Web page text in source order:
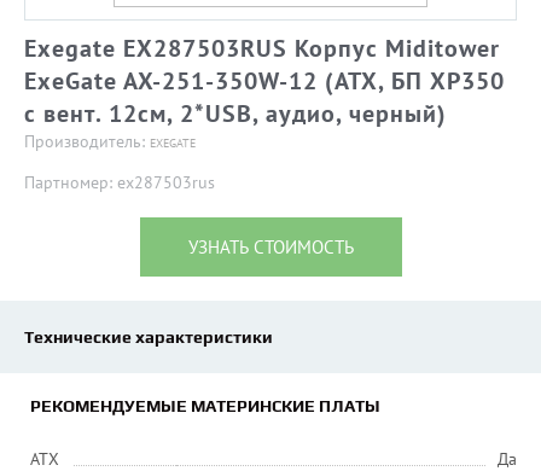
Exegate EX287503RUS Корпус Miditower
ExeGate AX-251-350W-12 (ATX, БП XP350
с вент. 12см, 2*USB, аудио, черный)
Производитель: EXEGATE
Партномер: ex287503rus
УЗНАТЬ СТОИМОСТЬ
Технические характеристики
РЕКОМЕНДУЕМЫЕ МАТЕРИНСКИЕ ПЛАТЫ
ATX
Да